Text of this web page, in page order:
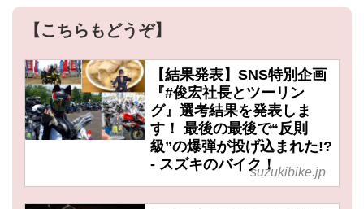
【こちらもどうぞ】
【結果発表】SNS特別企画
『#俊宏社長とツーリン
グ』選考結果を発表しま
す！ 最後の最後で“反則
級”の爆弾が投げ込まれた!?
- スズキのバイク！suzukibike.jp